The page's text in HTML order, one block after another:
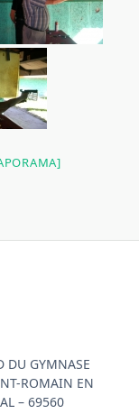
DU GYMNASE
ROMAIN EN
– 69560